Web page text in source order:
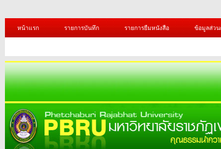
หน้าแรก รายการบันทึก รายการยืมหนังสือ ข้อมูลส่ว